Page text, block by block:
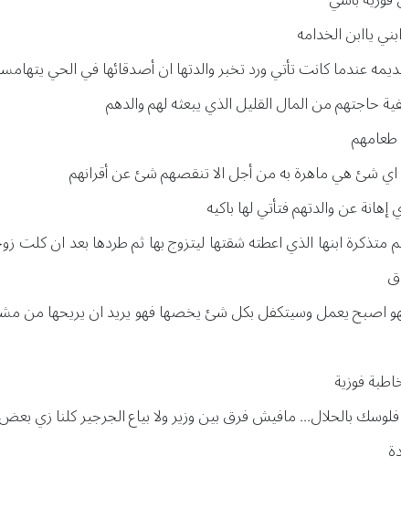
ياابن الخدامه
عندما كانت تأتي ورد تخبر والدتها ان أصدقائها في الحي
حاجتهم من المال القليل الذي يبعثه لهم والدهم
طعامهم
اي شئ هي ماهرة به من أجل الا تنقصهم شئ عن أقرانهم
عن والدتهم فتأتي لها باكيه
متذكرة ابنها الذي اعطته شقتها ليتزوج بها ثم طردها بعد ان كلت
فهو اصبح يعمل وسيتكفل بكل شئ يخصها فهو يريد ان يريحها من
فوزية
بالحلال... مافيش فرق بين وزير ولا بياع الجرجير كلنا زي بعض